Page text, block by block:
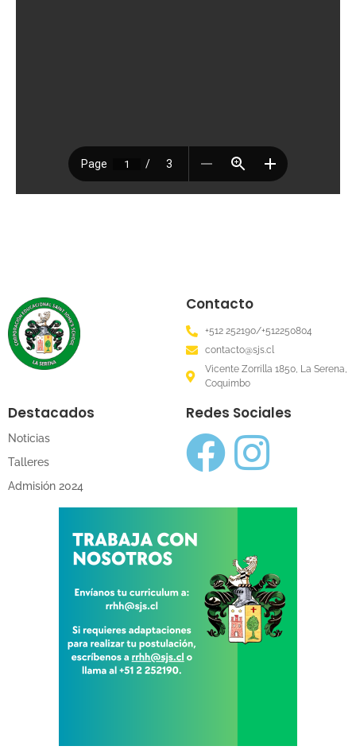
Contacto
+512 252190/+512250804
contacto@sjs.cl
Vicente Zorrilla 1850, La Serena,
Coquimbo
Destacados
Noticias
Talleres
Admisión 2024
Redes Sociales